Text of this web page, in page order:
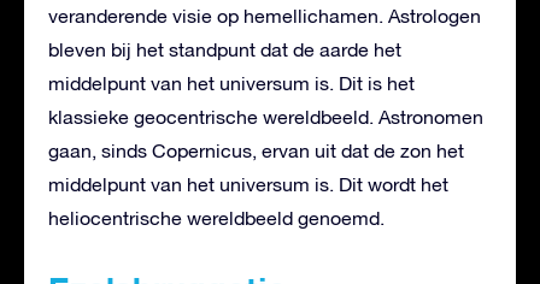
veranderende visie op hemellichamen. Astrologen
bleven bij het standpunt dat de aarde het
middelpunt van het universum is. Dit is het
klassieke geocentrische wereldbeeld. Astronomen
gaan, sinds Copernicus, ervan uit dat de zon het
middelpunt van het universum is. Dit wordt het
heliocentrische wereldbeeld genoemd.